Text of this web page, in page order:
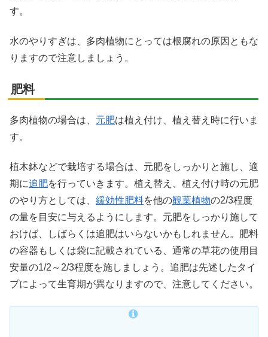
す。
水のやりすぎは、多肉植物にとっては根腐れの原因ともな
りますので注意しましょう。
肥料
多肉植物の場合は、 元肥は植え付け、植え替え時に行いま
す。
植木鉢などで栽培する場合は、元肥をしっかりと施し、適
期に追肥を行っていきます。植え替え、植え付け時の元肥
のやり方としては、 緩効性肥料を他の観葉植物の2/3程度
の量を目安に与えるようにします。元肥をしっかり施して
おけば、しばらくは追肥はいらないかもしれません。肥料
の容器もしくは袋に記載されている、通常の草花の使用目
安量の1/2～2/3程度を施しましょう。追肥は先述したタイ
プによって生育期が異なりますので、注意してください。